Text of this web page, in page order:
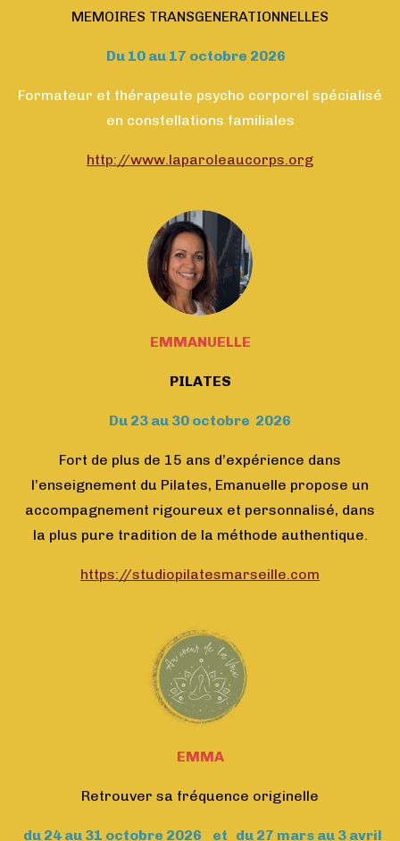
MEMOIRES TRANSGENERATIONNELLES
Du 10 au 17 octobre 2026
Formateur et thérapeute psycho corporel spécialisé
en constellations familiales
http://www.laparoleaucorps.org
EMMANUELLE
PILATES
Du 23 au 30 octobre 2026
Fort de plus de 15 ans d’expérience dans
l’enseignement du Pilates, Emanuelle propose un
accompagnement rigoureux et personnalisé, dans
la plus pure tradition de la méthode authentique.
https://studiopilatesmarseille.com
EMMA
Retrouver sa fréquence originelle
du 24 au 31 octobre 2026 et du 27 mars au 3 avril